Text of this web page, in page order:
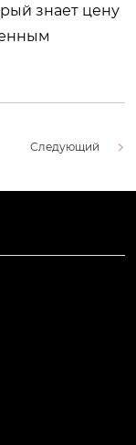
знает цену
Следующий